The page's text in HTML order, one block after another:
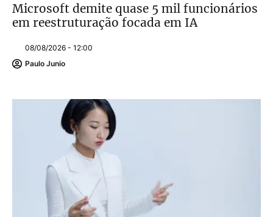
Microsoft demite quase 5 mil funcionários
em reestruturação focada em IA
08/08/2026 - 12:00
Paulo Junio